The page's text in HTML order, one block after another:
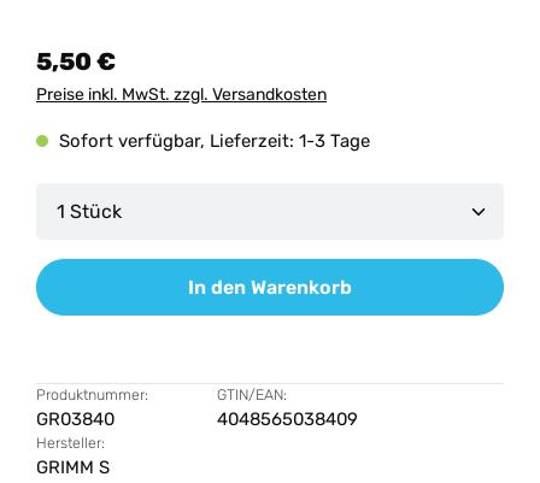
5,50 €
Preise inkl. MwSt. zzgl. Versandkosten
Sofort verfügbar, Lieferzeit: 1-3 Tage
Produkt Anzahl: Gib den gewünschten Wert
In den Warenkorb
Produktnummer:
GR03840
GTIN/EAN:
4048565038409
Hersteller:
GRIMM S